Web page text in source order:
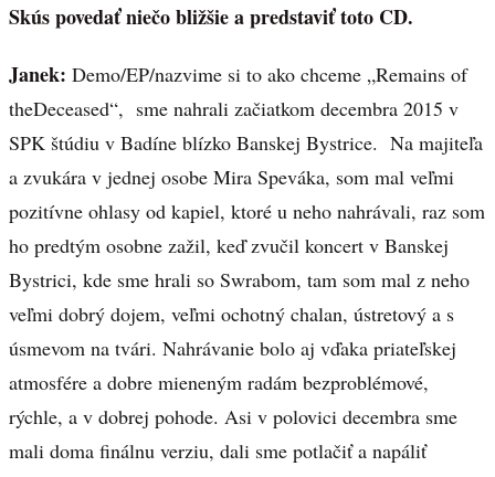
Skús povedať niečo bližšie a predstaviť toto CD.
Janek: Demo/EP/nazvime si to ako chceme „Remains of
theDeceased“, sme nahrali začiatkom decembra 2015 v
SPK štúdiu v Badíne blízko Banskej Bystrice. Na majiteľa
a zvukára v jednej osobe Mira Speváka, som mal veľmi
pozitívne ohlasy od kapiel, ktoré u neho nahrávali, raz som
ho predtým osobne zažil, keď zvučil koncert v Banskej
Bystrici, kde sme hrali so Swrabom, tam som mal z neho
veľmi dobrý dojem, veľmi ochotný chalan, ústretový a s
úsmevom na tvári. Nahrávanie bolo aj vďaka priateľskej
atmosfére a dobre mieneným radám bezproblémové,
rýchle, a v dobrej pohode. Asi v polovici decembra sme
mali doma finálnu verziu, dali sme potlačiť a napáliť